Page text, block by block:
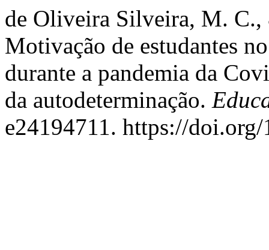
de Oliveira Silveira, M.
Motivação de estudantes
durante a pandemia da
da autodeterminação.
e24194711. https://